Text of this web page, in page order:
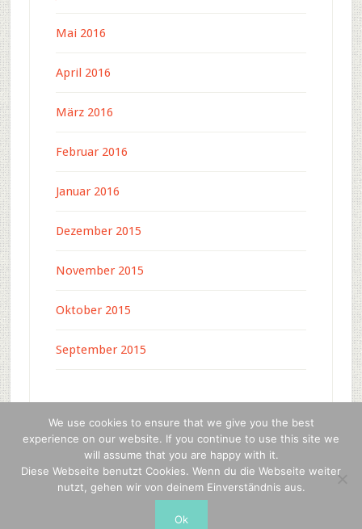
Mai 2016
April 2016
März 2016
Februar 2016
Januar 2016
Dezember 2015
November 2015
Oktober 2015
September 2015
Copyright © 2026 · c-4-u press media · WordPress
Anmelden
We use cookies to ensure that we give you the best
experience on our website. If you continue to use this site we
will assume that you are happy with it.
Diese Webseite benutzt Cookies. Wenn du die Webseite weiter
nutzt, gehen wir von deinem Einverständnis aus.
Ok